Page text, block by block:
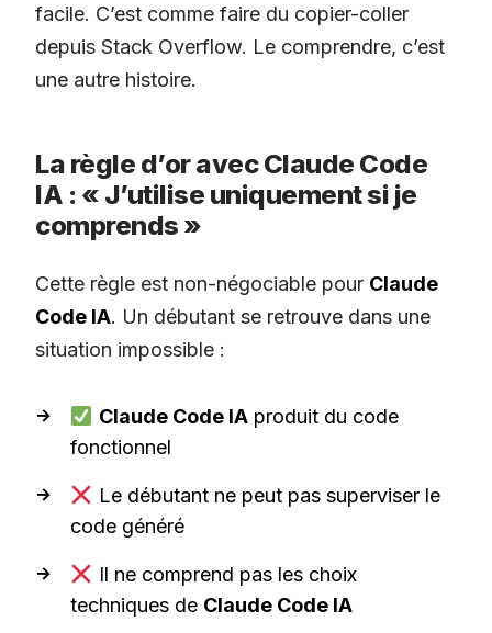
facile. C’est comme faire du copier-coller
depuis Stack Overflow. Le comprendre, c’est
une autre histoire.
La règle d’or avec Claude Code
IA : « J’utilise uniquement si je
comprends »
Cette règle est non-négociable pour Claude
Code IA. Un débutant se retrouve dans une
situation impossible :
Claude Code IAproduit du code
fonctionnel
Le débutant ne peut pas superviser le
code généré
Il ne comprend pas les choix
techniques de Claude Code IA